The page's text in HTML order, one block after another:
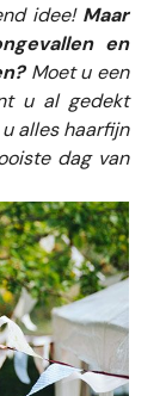
idee! Maar
en
Moet u een
u al gedekt
alles haarfijn
dag van